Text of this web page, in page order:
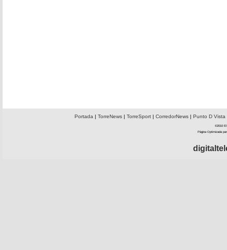
Portada | TorreNews| TorreSport| CorredorNews| Punto D Vista
©2010 El
Página Optimizada